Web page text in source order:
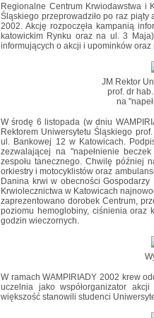
Regionalne Centrum Krwiodawstwa i
Śląskiego przeprowadziło po raz
2002. Akcję rozpoczęła kampanią
katowickim Rynku oraz na ul. 3
informujących o akcji i upominków
JM Rektor
prof. dr
na
W środę 6 listopada (w dniu
Rektorem Uniwersytetu Śląskiego
ul. Bankowej 12 w Katowicach.
zezwalającej na "napełnienie
zespołu tanecznego. Chwilę później
orkiestry i motocyklistów oraz
Danina krwi w obecności
Krwiolecznictwa w Katowicach
zaprezentowano dorobek Centrum,
poziomu hemoglobiny, ciśnienia oraz
godzin wieczornych.
W ramach WAMPIRIADY 2002 krew
uczelnia jako współorganizator
większość stanowili studenci